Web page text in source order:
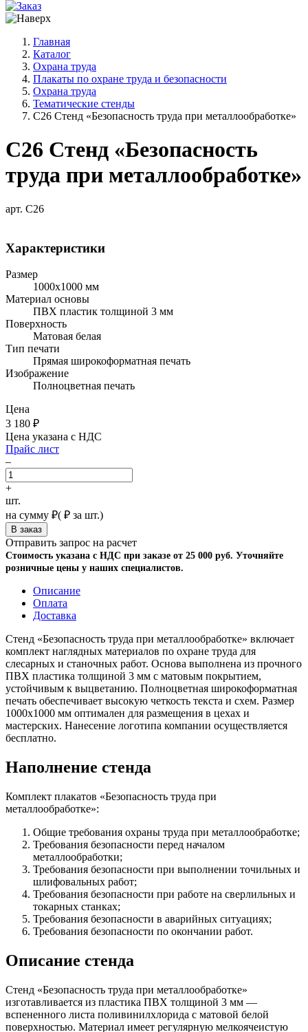
Главная
Каталог
Охрана труда
Плакаты по охране труда и безопасности
Охрана труда
Тематические стенды
С26 Стенд «Безопасность труда при металлообработке»
С26 Стенд «Безопасность
труда при металлообработке»
арт. С26
Характеристики
Размер
1000х1000 мм
Материал основы
ПВХ пластик толщиной 3 мм
Поверхность
Матовая белая
Тип печати
Прямая широкоформатная печать
Изображение
Полноцветная печать
Цена
3 180 ₽
Цена указана с НДС
Прайс лист
–
+
шт.
на сумму ₽( ₽ за шт.)
Отправить запрос на расчет
Стоимость указана с НДС при заказе от 25 000 руб. Уточняйте
розничные цены у наших специалистов.
Описание
Оплата
Доставка
Стенд «Безопасность труда при металлообработке» включает
комплект наглядных материалов по охране труда для
слесарных и станочных работ. Основа выполнена из прочного
ПВХ пластика толщиной 3 мм с матовым покрытием,
устойчивым к выцветанию. Полноцветная широкоформатная
печать обеспечивает высокую четкость текста и схем. Размер
1000х1000 мм оптимален для размещения в цехах и
мастерских. Нанесение логотипа компании осуществляется
бесплатно.
Наполнение стенда
Комплект плакатов «Безопасность труда при
металлообработке»:
Общие требования охраны труда при металлообработке;
Требования безопасности перед началом
металлообработки;
Требования безопасности при выполнении точильных и
шлифовальных работ;
Требования безопасности при работе на сверлильных и
токарных станках;
Требования безопасности в аварийных ситуациях;
Требования безопасности по окончании работ.
Описание стенда
Стенд «Безопасность труда при металлообработке»
изготавливается из пластика ПВХ толщиной 3 мм —
вспененного листа поливинилхлорида с матовой белой
поверхностью. Материал имеет регулярную мелкоячеистую